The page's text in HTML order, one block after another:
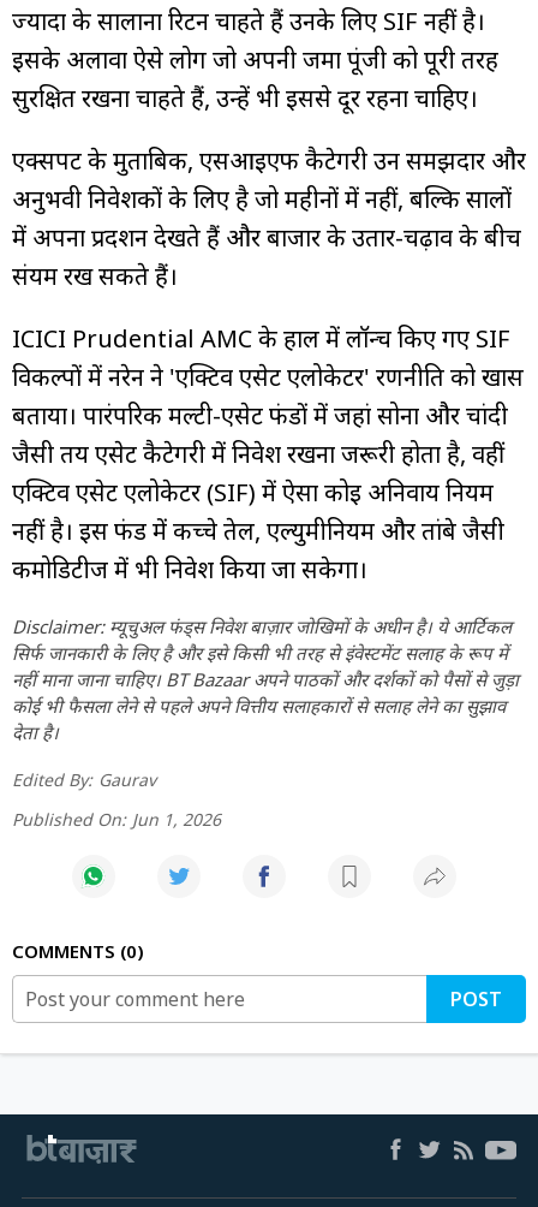
ज्यादा के सालाना रिटर्न चाहते हैं उनके लिए SIF नहीं है।
इसके अलावा ऐसे लोग जो अपनी जमा पूंजी को पूरी तरह
सुरक्षित रखना चाहते हैं, उन्हें भी इससे दूर रहना चाहिए।
एक्सपर्ट के मुताबिक, एसआईएफ कैटेगरी उन समझदार और
अनुभवी निवेशकों के लिए है जो महीनों में नहीं, बल्कि सालों
में अपना प्रदर्शन देखते हैं और बाजार के उतार-चढ़ाव के बीच
संयम रख सकते हैं।
ICICI Prudential AMC के हाल में लॉन्च किए गए SIF
विकल्पों में नरेन ने 'एक्टिव एसेट एलोकेटर' रणनीति को खास
बताया। पारंपरिक मल्टी-एसेट फंडों में जहां सोना और चांदी
जैसी तय एसेट कैटेगरी में निवेश रखना जरूरी होता है, वहीं
एक्टिव एसेट एलोकेटर (SIF) में ऐसा कोई अनिवार्य नियम
नहीं है। इस फंड में कच्चे तेल, एल्युमीनियम और तांबे जैसी
कमोडिटीज में भी निवेश किया जा सकेगा।
Disclaimer: म्यूचुअल फंड्स निवेश बाज़ार जोखिमों के अधीन है। ये आर्टिकल
सिर्फ जानकारी के लिए है और इसे किसी भी तरह से इंवेस्टमेंट सलाह के रूप में
नहीं माना जाना चाहिए। BT Bazaar अपने पाठकों और दर्शकों को पैसों से जुड़ा
कोई भी फैसला लेने से पहले अपने वित्तीय सलाहकारों से सलाह लेने का सुझाव
देता है।
Edited By: Gaurav
Published On: Jun 1, 2026
COMMENTS 0
POST